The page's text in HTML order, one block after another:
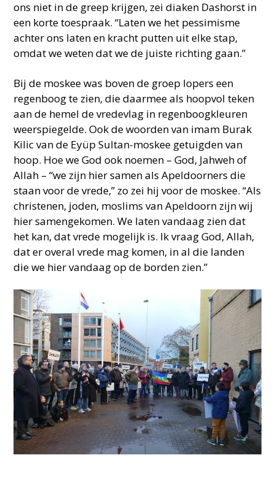
ons niet in de greep krijgen, zei diaken Dashorst in
een korte toespraak. “Laten we het pessimisme
achter ons laten en kracht putten uit elke stap,
omdat we weten dat we de juiste richting gaan.”
Bij de moskee was boven de groep lopers een
regenboog te zien, die daarmee als hoopvol teken
aan de hemel de vredevlag in regenboogkleuren
weerspiegelde. Ook de woorden van imam Burak
Kilic van de Eyüp Sultan-moskee getuigden van
hoop. Hoe we God ook noemen – God, Jahweh of
Allah – “we zijn hier samen als Apeldoorners die
staan voor de vrede,” zo zei hij voor de moskee. “Als
christenen, joden, moslims van Apeldoorn zijn wij
hier samengekomen. We laten vandaag zien dat
het kan, dat vrede mogelijk is. Ik vraag God, Allah,
dat er overal vrede mag komen, in al die landen
die we hier vandaag op de borden zien.”